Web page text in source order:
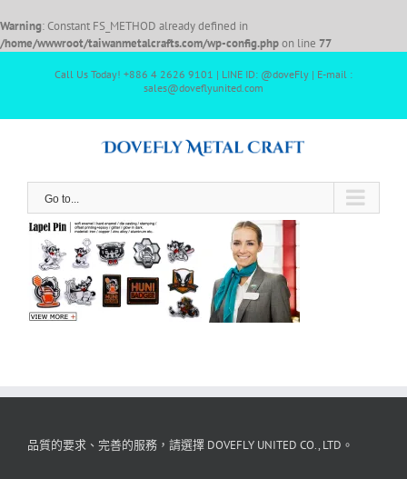
Warning: Constant FS_METHOD already defined in
/home/wwwroot/taiwanmetalcrafts.com/wp-config.phpon line 77
Call Us Today! +886 4 2626 9101 | LINE ID: @doveFly | E-mail :
sales@doveflyunited.com
Go to...
品質的要求、完善的服務，請選擇 DOVEFLY UNITED CO., LTD。